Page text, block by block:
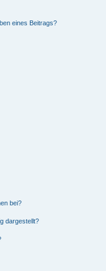
eines Beitrags?
bei?
dargestellt?